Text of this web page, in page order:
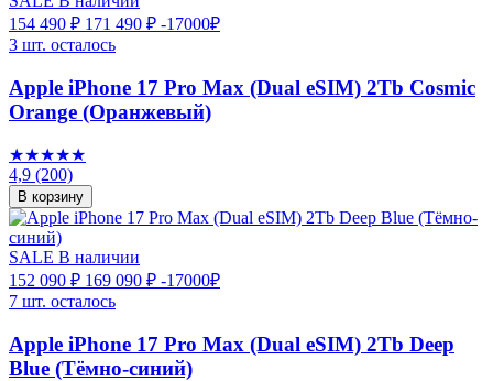
154 490 ₽ 171 490 ₽ -17000₽
3 шт. осталось
Apple iPhone 17 Pro Max (Dual eSIM) 2Tb Cosmic
Orange (Оранжевый)
★★★★★
4,9 (200)
В корзину
SALE В наличии
152 090 ₽ 169 090 ₽ -17000₽
7 шт. осталось
Apple iPhone 17 Pro Max (Dual eSIM) 2Tb Deep
Blue (Тёмно-синий)